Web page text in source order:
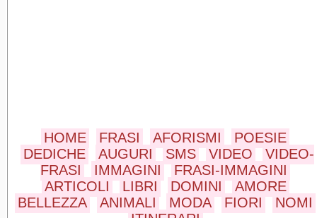
HOME FRASI AFORISMI
POESIE
DEDICHE
AUGURI SMS VIDEO
VIDEO-
FRASI
IMMAGINI
FRASI-IMMAGINI
ARTICOLI
LIBRI DOMINI
AMORE
BELLEZZA
ANIMALI MODA FIORI
NOMI